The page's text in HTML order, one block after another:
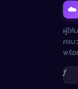
☁️
ผู้ให้
ครบ
พร้อ
𝑓